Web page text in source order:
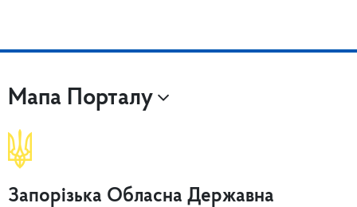
Мапа Порталу
Запорізька Обласна Державна